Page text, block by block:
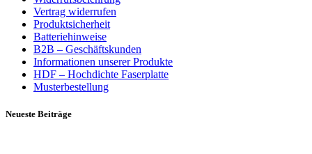
Vertrag widerrufen
Produktsicherheit
Batteriehinweise
B2B – Geschäftskunden
Informationen unserer Produkte
HDF – Hochdichte Faserplatte
Musterbestellung
Neueste Beiträge